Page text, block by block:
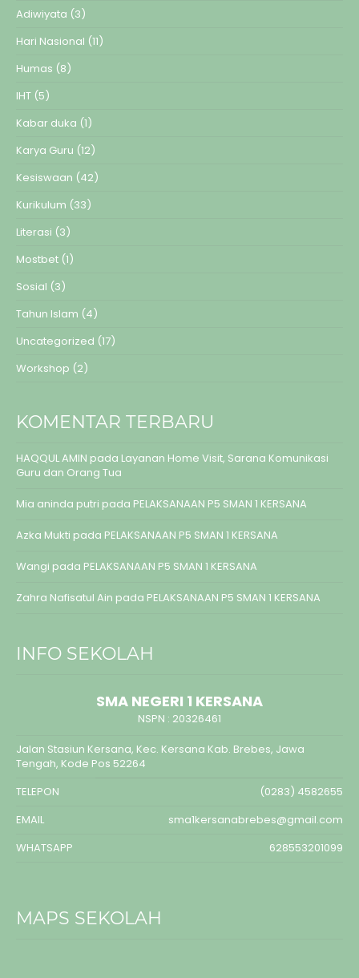
Adiwiyata (3)
Hari Nasional (11)
Humas (8)
IHT (5)
Kabar duka (1)
Karya Guru (12)
Kesiswaan (42)
Kurikulum (33)
Literasi (3)
Mostbet (1)
Sosial (3)
Tahun Islam (4)
Uncategorized (17)
Workshop (2)
KOMENTAR TERBARU
HAQQUL AMIN pada Layanan Home Visit, Sarana Komunikasi
Guru dan Orang Tua
Mia aninda putri pada PELAKSANAAN P5 SMAN 1 KERSANA
Azka Mukti pada PELAKSANAAN P5 SMAN 1 KERSANA
Wangi pada PELAKSANAAN P5 SMAN 1 KERSANA
Zahra Nafisatul Ain pada PELAKSANAAN P5 SMAN 1 KERSANA
INFO SEKOLAH
SMA NEGERI 1 KERSANA
NSPN : 20326461
Jalan Stasiun Kersana, Kec. Kersana Kab. Brebes, Jawa
Tengah, Kode Pos 52264
TELEPON
(0283) 4582655
EMAIL
sma1kersanabrebes@gmail.com
WHATSAPP
628553201099
MAPS SEKOLAH